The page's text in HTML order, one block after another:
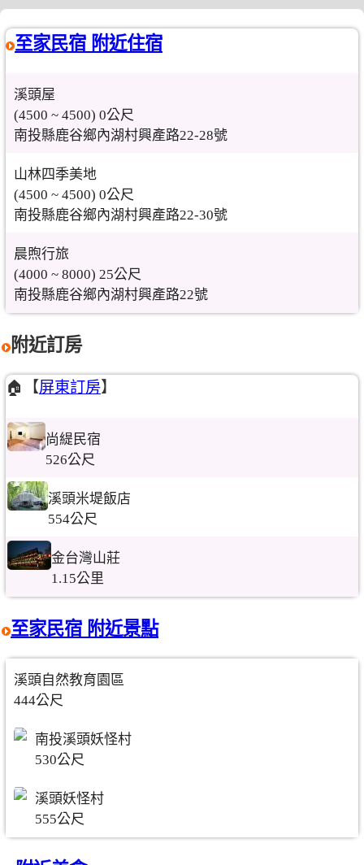
至家民宿 附近住宿
溪頭屋
(4500 ~ 4500) 0公尺
南投縣鹿谷鄉內湖村興產路22-28號
山林四季美地
(4500 ~ 4500) 0公尺
南投縣鹿谷鄉內湖村興產路22-30號
晨煦行旅
(4000 ~ 8000) 25公尺
南投縣鹿谷鄉內湖村興產路22號
附近訂房
🏠【屏東訂房】
尚緹民宿
526公尺
溪頭米堤飯店
554公尺
金台灣山莊
1.15公里
至家民宿 附近景點
溪頭自然教育園區
444公尺
南投溪頭妖怪村
530公尺
溪頭妖怪村
555公尺